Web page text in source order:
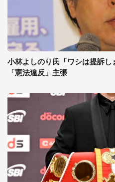
小林よしのり氏「ワシは提訴
「憲法違反」主張